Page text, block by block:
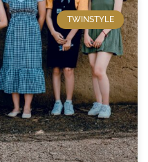
TWINSTYLE